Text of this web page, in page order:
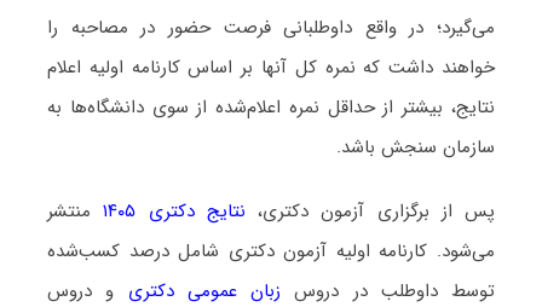
می‌گیرد؛ در واقع داوطلبانی فرصت حضور در مصاحبه را
خواهند داشت که نمره کل آنها بر اساس کارنامه اولیه اعلام
نتایج، بیشتر از حداقل نمره اعلام‌شده از سوی دانشگاه‌ها به
سازمان سنجش باشد.
پس از برگزاری آزمون دکتری، نتایج دکتری ۱۴۰۵
منتشر
می‌شود. کارنامه اولیه آزمون دکتری شامل درصد کسب‌شده
توسط داوطلب در دروس زبان عمومی دکتری و دروس